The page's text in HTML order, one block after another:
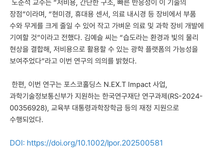
노준석 교수는 “저비용, 간단한 구조, 빠른 반응성이 이 기술의
장점”이라며, “현미경, 휴대용 센서, 의료 내시경 등 장비에서 부품
수와 무게를 크게 줄일 수 있어 작고 가벼운 의료 및 과학 장비 개발에
기여할 것”이라고 전했다. 김예슬 씨는 “습도라는 환경과 빛의 물리
현상을 결합해, 저비용으로 활용할 수 있는 광학 플랫폼의 가능성을
보여주었다”라고 이번 연구의 의의를 밝혔다.
한편, 이번 연구는 포스코홀딩스 N.EX.T Impact 사업,
과학기술정보통신부가 지원하는 한국연구재단 연구과제(RS-2024-
00356928), 교육부 대통령과학장학금 등의 재정 지원으로
수행되었다.
DOI: https://doi.org/10.1002/lpor.202500581